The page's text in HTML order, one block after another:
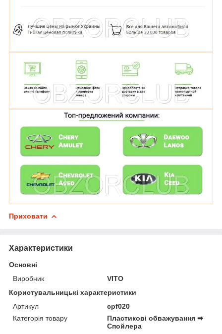
Приховати
Характеристики
Основні
Виробник
VITO
Користувальницькі характеристики
Артикул
cpf020
Категорія товару
Пластикові обважування ➡
Спойлера